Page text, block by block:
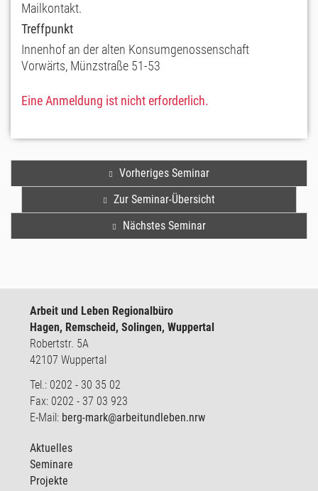
Mailkontakt.
Treffpunkt
Innenhof an der alten Konsumgenossenschaft
Vorwärts, Münzstraße 51-53
Eine Anmeldung ist nicht erforderlich.
Vorheriges Seminar
Zur Seminar-Übersicht
Nächstes Seminar
Arbeit und Leben Regionalbüro
Hagen, Remscheid, Solingen, Wuppertal
Robertstr. 5A
42107 Wuppertal
Tel.: 0202 - 30 35 02
Fax: 0202 - 37 03 923
E-Mail: berg-mark@arbeitundleben.nrw
Aktuelles
Seminare
Projekte